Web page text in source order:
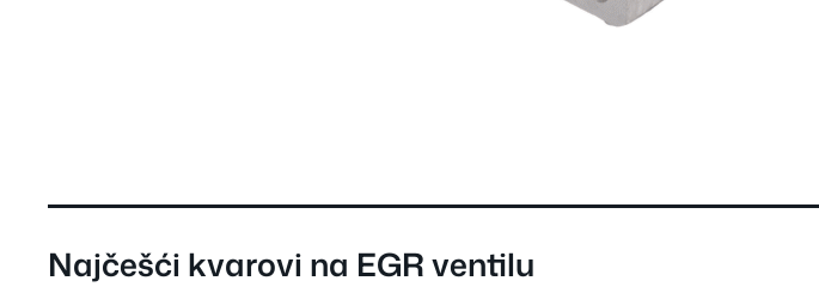
Najčešći kvarovi na EGR ventilu